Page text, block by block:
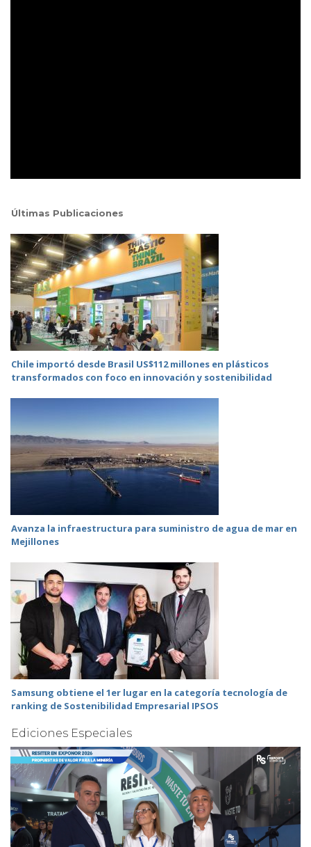
Últimas Publicaciones
Chile importó desde Brasil US$112 millones en plásticos
transformados con foco en innovación y sostenibilidad
Avanza la infraestructura para suministro de agua de mar en
Mejillones
Samsung obtiene el 1er lugar en la categoría tecnología de
ranking de Sostenibilidad Empresarial IPSOS
Ediciones Especiales